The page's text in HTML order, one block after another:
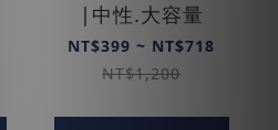
|中性.大容量
NT$399 ~ NT$718
NT$1,200